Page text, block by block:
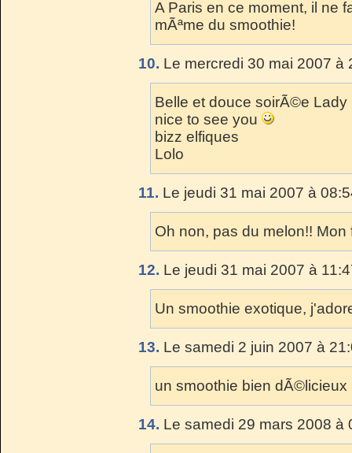
A Paris en ce moment, il ne
mÃªme du smoothie!
10. Le mercredi 30 mai 2007 à
Belle et douce soirÃ©e
nice to see you
bizz elfiques
Lolo
11. Le jeudi 31 mai 2007 à
Oh non, pas du melon!!
12. Le jeudi 31 mai 2007 à
Un smoothie exotique,
13. Le samedi 2 juin 2007 à
un smoothie bien dÃ©licieux
14. Le samedi 29 mars 2008 à